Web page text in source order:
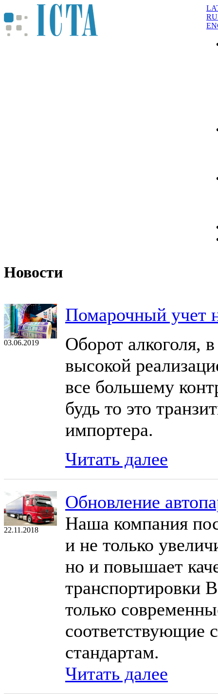
Новости
03.06.2019
Помарочный учет
Оборот алкоголя,
высокой
все большему
будь то это
импортера.
Читать далее
22.11.2018
Обновление
Наша компания
и не только
но и повышает
транспортировки
только
соответствующие
стандартам.
Читать далее